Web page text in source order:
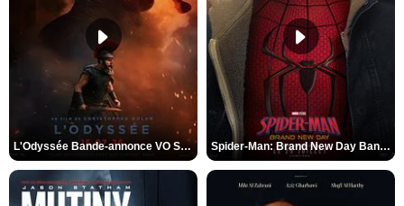
L'Odyssée Bande-annonce VO STFR Spider-Man: Brand New Day Bande-annonce VO STFR